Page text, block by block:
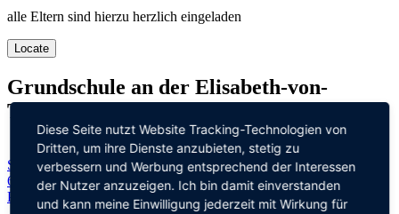
alle Eltern sind hierzu herzlich eingeladen
Locate
Grundschule an der Elisabeth-von-
Thadden-Schule
Steinhofweg 95
69123 Heidelberg
Planen Sie Ihre Route...
Diese Seite nutzt Website Tracking-Technologien von
Dritten, um ihre Dienste anzubieten, stetig zu
verbessern und Werbung entsprechend der Interessen
der Nutzer anzuzeigen. Ich bin damit einverstanden
und kann meine Einwilligung jederzeit mit Wirkung für